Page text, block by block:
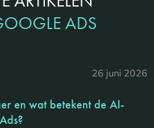
ADS
26 juni 2026
en wat betekent de AI-